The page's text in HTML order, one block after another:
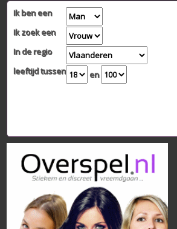
Ik ben een
Ik zoek een
In de regio
leeftijd tussen
en